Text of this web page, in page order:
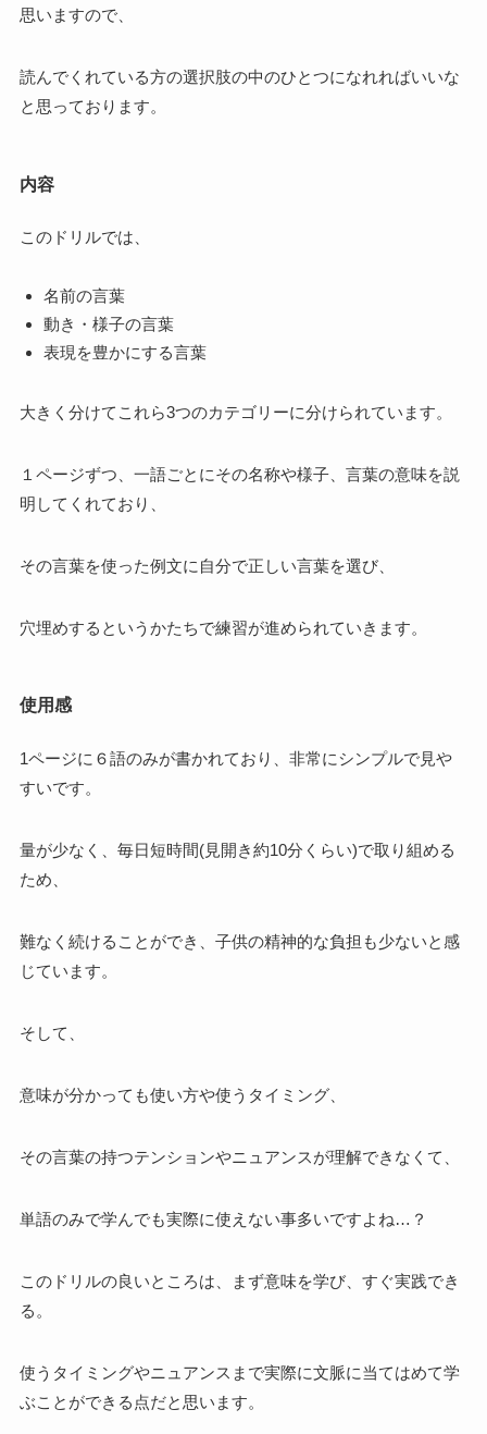
思いますので、
読んでくれている方の選択肢の中のひとつになれればいいな
と思っております。
内容
このドリルでは、
名前の言葉
動き・様子の言葉
表現を豊かにする言葉
大きく分けてこれら3つのカテゴリーに分けられています。
１ページずつ、一語ごとにその名称や様子、言葉の意味を説
明してくれており、
その言葉を使った例文に自分で正しい言葉を選び、
穴埋めするというかたちで練習が進められていきます。
使用感
1ページに６語のみが書かれており、非常にシンプルで見や
すいです。
量が少なく、毎日短時間(見開き約10分くらい)で取り組める
ため、
難なく続けることができ、子供の精神的な負担も少ないと感
じています。
そして、
意味が分かっても使い方や使うタイミング、
その言葉の持つテンションやニュアンスが理解できなくて、
単語のみで学んでも実際に使えない事多いですよね…？
このドリルの良いところは、まず意味を学び、すぐ実践でき
る。
使うタイミングやニュアンスまで実際に文脈に当てはめて学
ぶことができる点だと思います。